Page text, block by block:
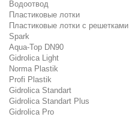
Водоотвод
Пластиковые лотки
Пластиковые лотки с решетками
Spark
Aqua-Top DN90
Gidrolica Light
Norma Plastik
Profi Plastik
Gidrolica Standart
Gidrolica Standart Plus
Gidrolica Pro